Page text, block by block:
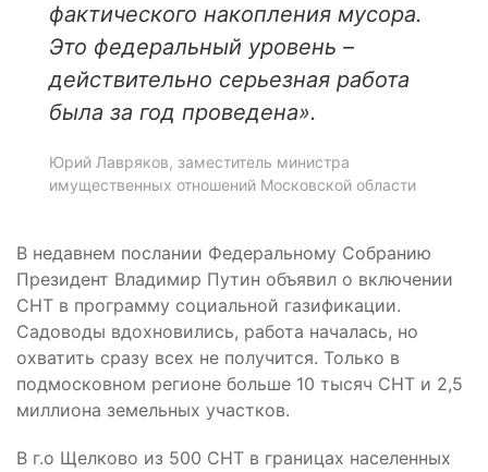
фактического накопления мусора.
Это федеральный уровень –
действительно серьезная работа
была за год проведена».
Юрий Лавряков, заместитель министра
имущественных отношений Московской области
В недавнем послании Федеральному Собранию
Президент Владимир Путин объявил о включении
СНТ в программу социальной газификации.
Садоводы вдохновились, работа началась, но
охватить сразу всех не получится. Только в
подмосковном регионе больше 10 тысяч СНТ и 2,5
миллиона земельных участков.
В г.о Щелково из 500 СНТ в границах населенных